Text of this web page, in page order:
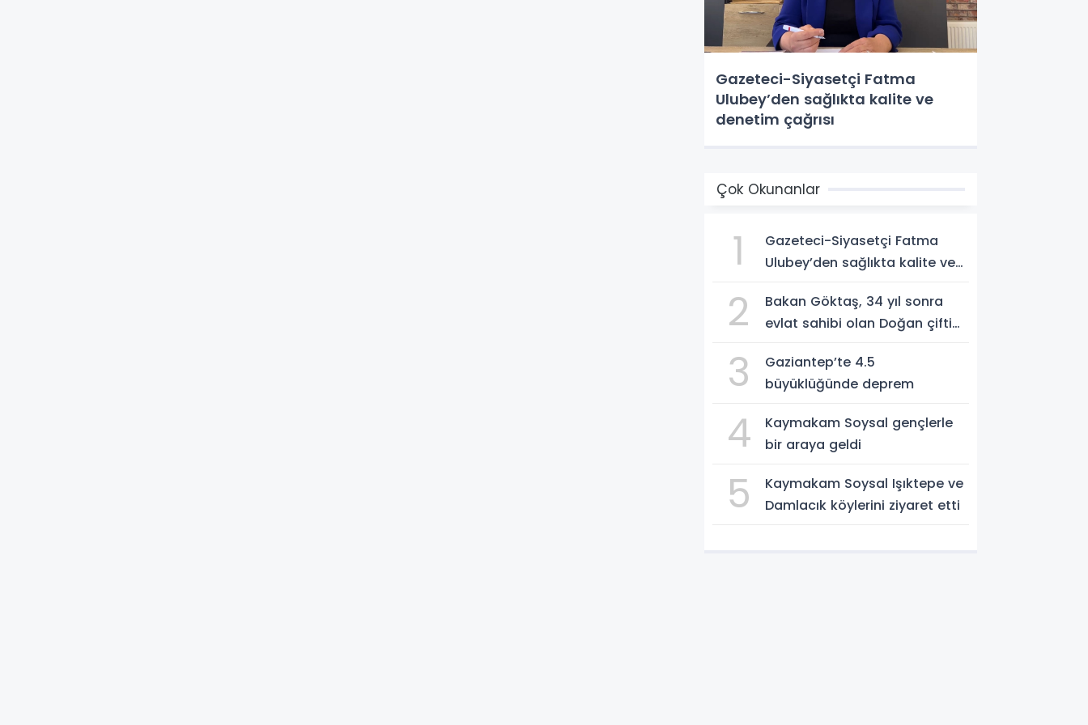
Gazeteci-Siyasetçi Fatma
Ulubey’den sağlıkta kalite ve
denetim çağrısı
Çok Okunanlar
1
Gazeteci-Siyasetçi Fatma
Ulubey’den sağlıkta kalite ve
2
Bakan Göktaş, 34 yıl sonra
evlat sahibi olan Doğan çifti
3
Gaziantep’te 4.5
büyüklüğünde deprem
4
Kaymakam Soysal gençlerle
bir araya geldi
5
Kaymakam Soysal Işıktepe ve
Damlacık köylerini ziyaret etti